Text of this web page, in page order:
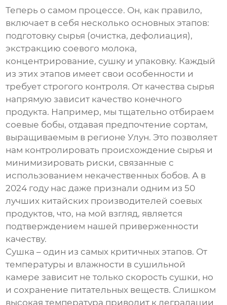
Теперь о самом процессе. Он, как правило,
включает в себя несколько основных этапов:
подготовку сырья (очистка, дефолиация),
экстракцию соевого молока,
концентрирование, сушку и упаковку. Каждый
из этих этапов имеет свои особенности и
требует строгого контроля. От качества сырья
напрямую зависит качество конечного
продукта. Например, мы тщательно отбираем
соевые бобы, отдавая предпочтение сортам,
выращиваемым в регионе Улун. Это позволяет
нам контролировать происхождение сырья и
минимизировать риски, связанные с
использованием некачественных бобов. А в
2024 году нас даже признали одним из 50
лучших китайских производителей соевых
продуктов, что, на мой взгляд, является
подтверждением нашей приверженности
качеству.
Сушка – один из самых критичных этапов. От
температуры и влажности в сушильной
камере зависит не только скорость сушки, но
и сохранение питательных веществ. Слишком
высокая температура приводит к деградации